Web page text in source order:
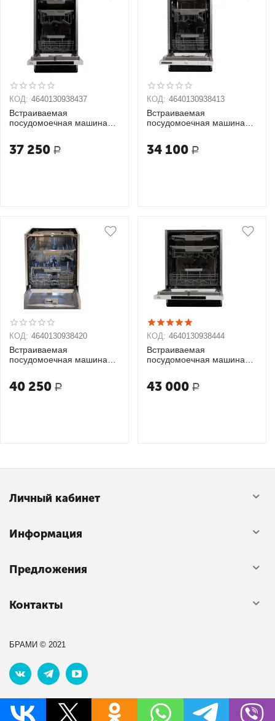
КОД: 4640130938437
Встраиваемая
посудомоечная машина
37 250 Р
КОД: 4640130938413
Встраиваемая
посудомоечная машина
34 100 Р
КОД: 4640130938420
Встраиваемая
посудомоечная машина
40 250 Р
КОД: 4640130938444
Встраиваемая
посудомоечная машина
43 000 Р
Личный кабинет
Информация
Предложения
Контакты
БРАМИ © 2021